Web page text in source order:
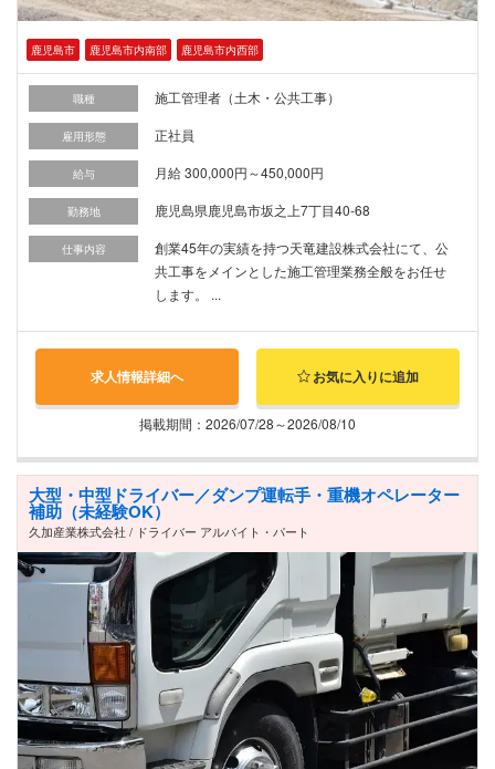
鹿児島市 鹿児島市内南部 鹿児島市内西部
職種 施工管理者（土木・公共工事）
雇用形態 正社員
給与 月給 300,000円～450,000円
勤務地 鹿児島県鹿児島市坂之上7丁目40-68
仕事内容
創業45年の実績を持つ天竜建設株式会社にて、公
共工事をメインとした施工管理業務全般をお任せ
します。 ...
求人情報詳細へ お気に入りに追加
掲載期間：2026/07/28～2026/08/10
大型・中型ドライバー／ダンプ運転手・重機オペレーター
補助（未経験OK）
久加産業株式会社 / ドライバー アルバイト・パート